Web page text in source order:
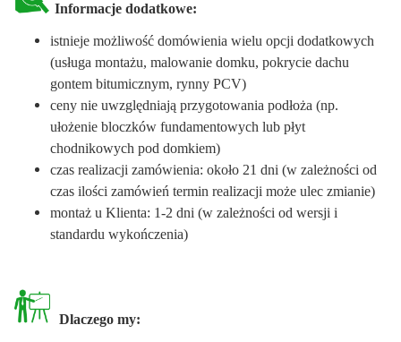
Informacje dodatkowe:
istnieje możliwość domówienia wielu opcji dodatkowych
(usługa montażu, malowanie domku, pokrycie dachu
gontem bitumicznym, rynny PCV)
ceny nie uwzględniają przygotowania podłoża (np.
ułożenie bloczków fundamentowych lub płyt
chodnikowych pod domkiem)
czas realizacji zamówienia: około 21 dni (w zależności od
czas ilości zamówień termin realizacji może ulec zmianie)
montaż u Klienta: 1-2 dni (w zależności od wersji i
standardu wykończenia)
Dlaczego my: